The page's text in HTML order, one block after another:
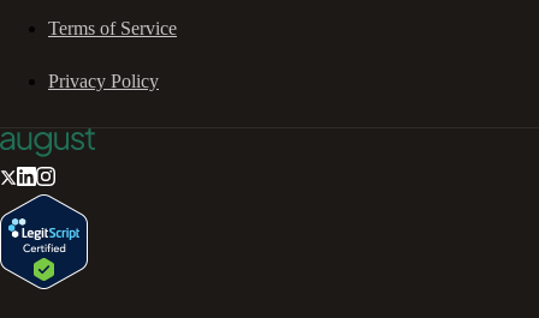
Terms of Service
Privacy Policy